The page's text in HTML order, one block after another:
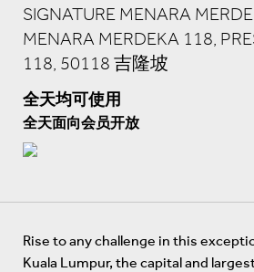
SIGNATURE MENARA
MENARA MERDEKA 118,
118, 50118 吉隆坡
全天均可使用
全天面向会员开放
Rise to any challenge in this
Kuala Lumpur, the capital and